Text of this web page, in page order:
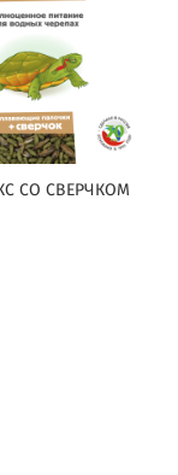
СО СВЕРЧКОМ